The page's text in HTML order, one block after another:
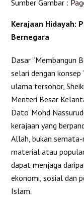
Sumber Gambar :
Kerajaan Hidayah:
Bernegara
Dasar “Membangun
selari dengan konsep
ulama tersohor,
Menteri Besar
Dato’ Mohd
kerajaan yang
Allah, bukan
material atau
dapat menjaga
ekonomi, sosial dan
Islam.